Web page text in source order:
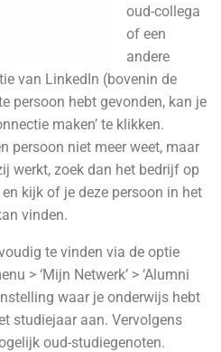
oud-collega
of een
andere
van LinkedIn (bovenin de
persoon hebt gevonden, kan je
maken’ te klikken.
persoon niet meer weet, maar
werkt, zoek dan het bedrijf op
kijk of je deze persoon in het
vinden.
te vinden via de optie
> ‘Mijn Netwerk’ > ‘Alumni
waar je onderwijs hebt
studiejaar aan. Vervolgens
oud-studiegenoten.